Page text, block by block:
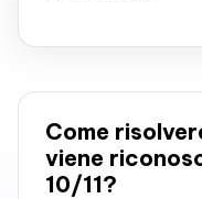
Come
viene
10/11?